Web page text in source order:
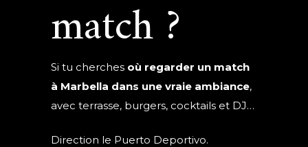
match ?
Si tu cherches où regarder un match
à Marbella dans une vraie ambiance,
avec terrasse, burgers, cocktails et DJ…
Direction le Puerto Deportivo.